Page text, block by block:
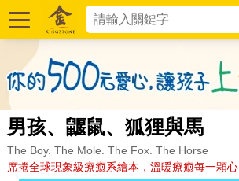
男孩、鼴鼠、狐狸與馬
The Boy. The Mole. The Fox. The Horse
席捲全球現象級療癒系繪本，溫暖療癒每一顆心